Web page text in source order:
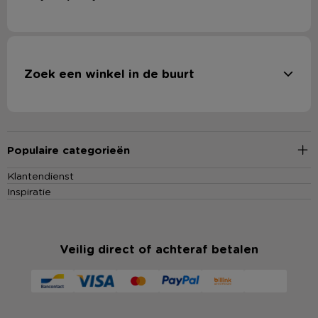
Zoek een winkel in de buurt
Populaire categorieën
Klantendienst
Inspiratie
Veilig direct of achteraf betalen